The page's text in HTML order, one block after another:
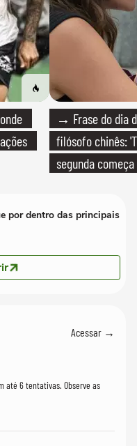
→ Frase do dia
filósofo chinês:
segunda
por dentro das principais
Acessar →
até 6 tentativas. Observe as